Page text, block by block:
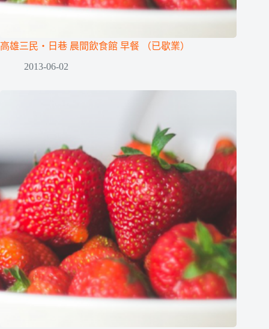
高雄三民‧日巷 晨間飲食館 早餐 （已歇業）
2013-06-02